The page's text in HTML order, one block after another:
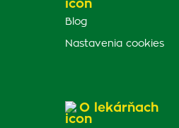
Blog
Nastavenia cookies
O lekárňach